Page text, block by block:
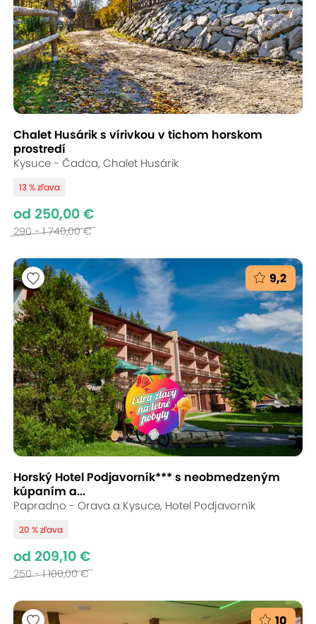
Chalet Husárik s vírivkou v tichom horskom
prostredí
Kysuce - Čadca, Chalet Husárik
13 % zľava
od 250,00 €
290 - 1 740,00 €
9,2
Horský Hotel Podjavorník*** s neobmedzeným
kúpaním a...
Papradno - Orava a Kysuce, Hotel Podjavorník
20 % zľava
od 209,10 €
250 - 1 100,00 €